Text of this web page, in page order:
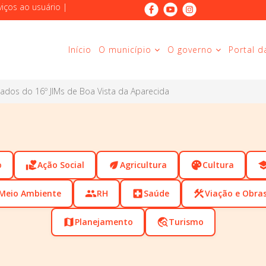
ao usuário |
Início O município O governo Portal
do 16º JIMs de Boa Vista da Aparecida
volunteer_activismAção Social ecoAgricultura paletteCultura
Ambiente peopleRH local_hospitalSaúde constructionViação e
map Planejamento travel_exploreTurismo